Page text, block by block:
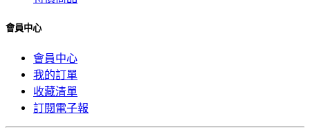
會員中心
會員中心
我的訂單
收藏清單
訂閱電子報